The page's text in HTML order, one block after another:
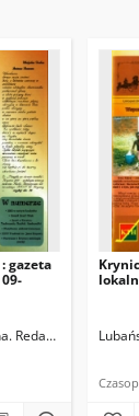
gazeta
Redaktor naczelny